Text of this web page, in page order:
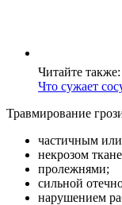
Читайте также:
Что сужает
Травмирование
частичным
некрозом
пролежнями;
сильной
нарушением